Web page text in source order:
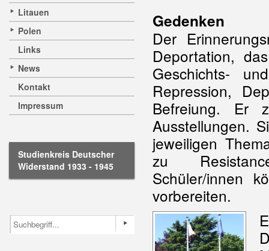
Litauen
Polen
Links
News
Kontakt
Impressum
Studienkreis Deutscher
Widerstand 1933 - 1945
Gedenken
Der
Deportation,
Geschichts-
Repression,
Befreiung. Er
Ausstellungen.
jeweiligen
zu
Schüler/innen
vorbereiten.